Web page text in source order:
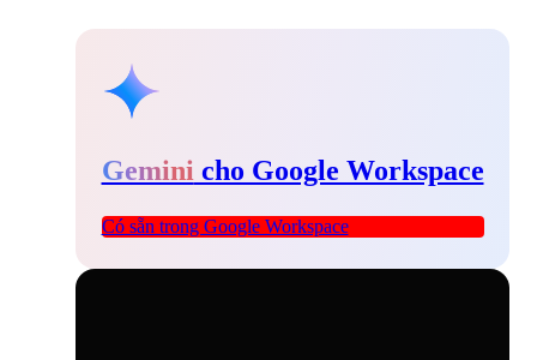
Gemini cho Google Workspace
Có sẵn trong Google Workspace